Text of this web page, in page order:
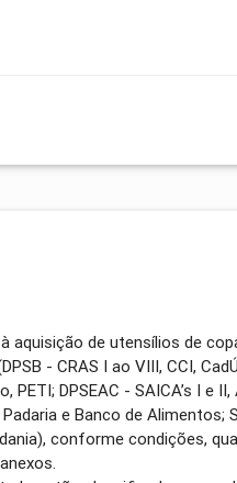
aquisição de utensílios de
- CRAS I ao VIII, CCI,
PETI; DPSEAC - SAICA’s I e
e Banco de Alimentos;
conforme condições,